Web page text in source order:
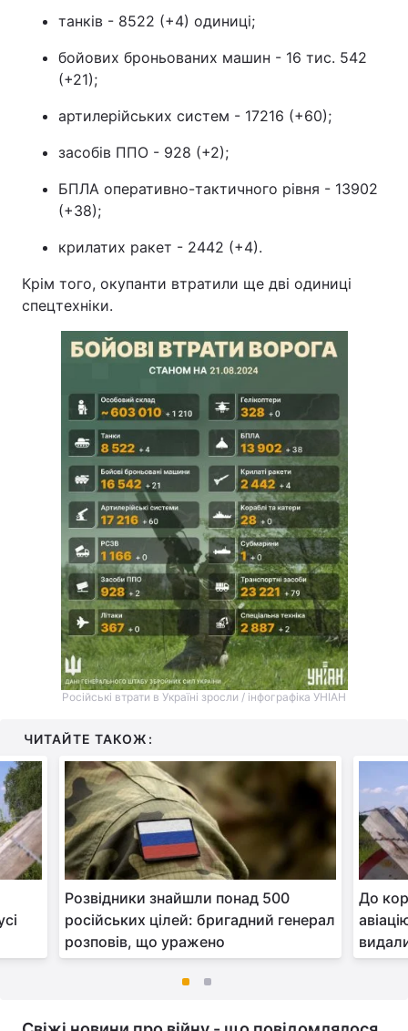
танків - 8522 (+4) одиниці;
бойових броньованих машин - 16 тис. 542
(+21);
артилерійських систем - 17216 (+60);
засобів ППО - 928 (+2);
БПЛА оперативно-тактичного рівня - 13902
(+38);
крилатих ракет - 2442 (+4).
Крім того, окупанти втратили ще дві одиниці
спецтехніки.
Російські втрати в Україні зросли / інфографіка УНІАН
ЧИТАЙТЕ ТАКОЖ:
Розвідники знайшли понад 500
російських цілей: бригадний генерал
розповів, що уражено
До